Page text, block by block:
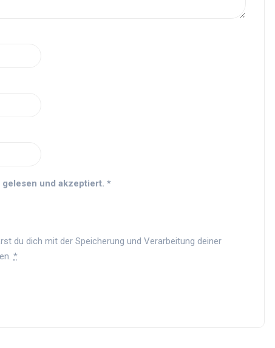
gelesen und akzeptiert. *
du dich mit der Speicherung und Verarbeitung deiner
*